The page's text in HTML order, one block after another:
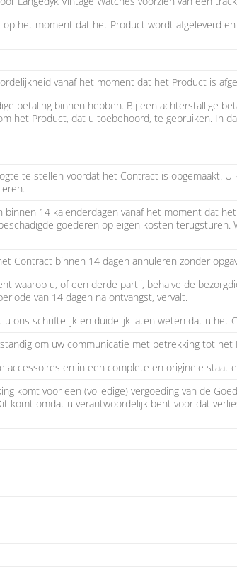
het moment dat het Product wordt afgeleverd
vanaf het moment dat het Product is
betaling binnen hebben. Bij een achterstallige
het Product, dat u toebehoord, te gebruiken. In
te stellen voordat het Contract is opgemaakt.
14 kalenderdagen vanaf het moment dat
goederen op eigen kosten terugsturen.
Contract binnen 14 dagen annuleren zonder
waarop u, of een derde partij, behalve de
van 14 dagen na ontvangst, vervalt.
ons schriftelijk en duidelijk laten weten dat u het
om uw communicatie met betrekking tot
en in een complete en originele staat
komt voor een (volledige) vergoeding van de
komt omdat u verantwoordelijk bent voor dat